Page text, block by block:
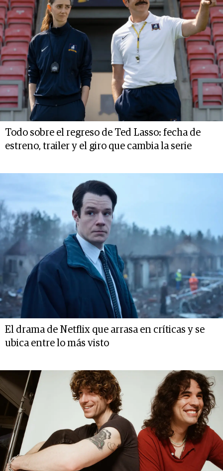
Todo sobre el regreso de Ted Lasso: fecha de
estreno, trailer y el giro que cambia la serie
El drama de Netflix que arrasa en críticas y se
ubica entre lo más visto